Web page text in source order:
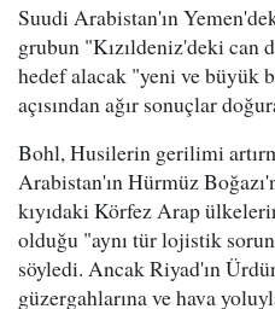
Suudi Arabistan'ın
grubun "Kızıldeniz'deki can
hedef alacak "yeni ve büyük
açısından ağır sonuçlar
Bohl, Husilerin gerilimi
Arabistan'ın Hürmüz
kıyıdaki Körfez Arap
olduğu "aynı tür lojistik
söyledi. Ancak Riyad'ın
güzergahlarına ve hava